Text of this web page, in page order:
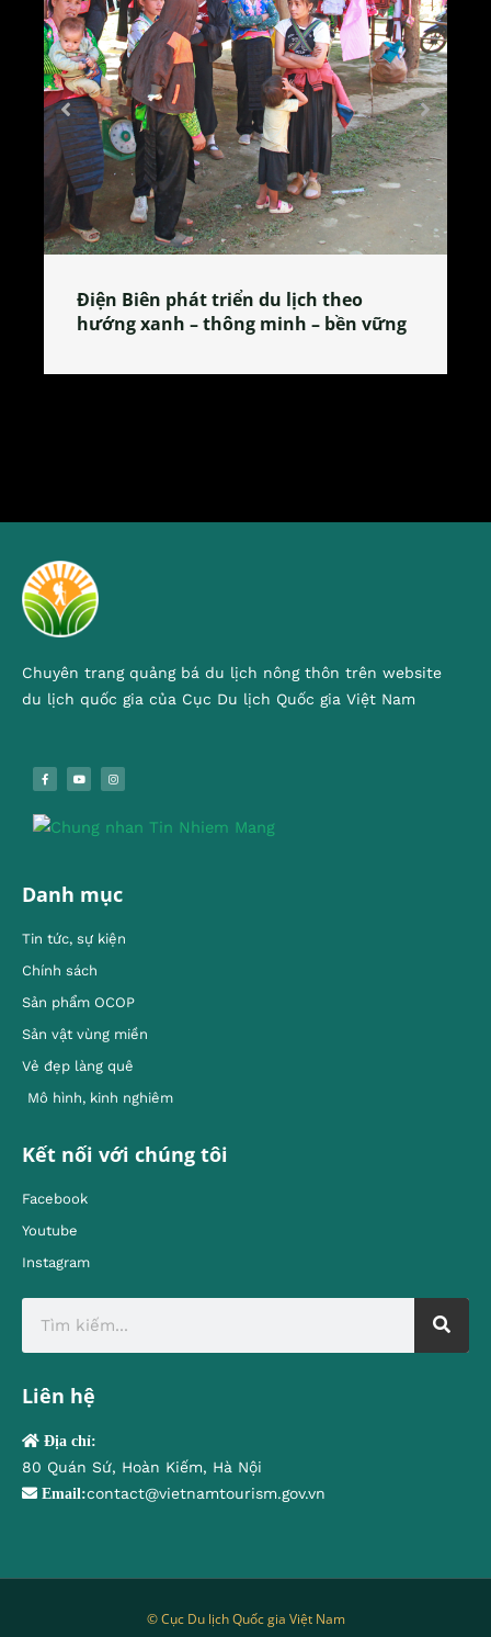
Làng làm bánh tẻ Phú Nhi – nơi lan
tỏa đặc sản xứ Đoài
Chuyên trang quảng bá du lịch nông thôn trên website
du lịch quốc gia của Cục Du lịch Quốc gia Việt Nam
Danh mục
Tin tức, sự kiện
Chính sách
Sản phẩm OCOP
Sản vật vùng miền
Vẻ đẹp làng quê
Mô hình, kinh nghiêm
Kết nối với chúng tôi
Facebook
Youtube
Instagram
Liên hệ
Địa chỉ:
80 Quán Sứ, Hoàn Kiếm, Hà Nội
Email:contact@vietnamtourism.gov.vn
© Cục Du lịch Quốc gia Việt Nam